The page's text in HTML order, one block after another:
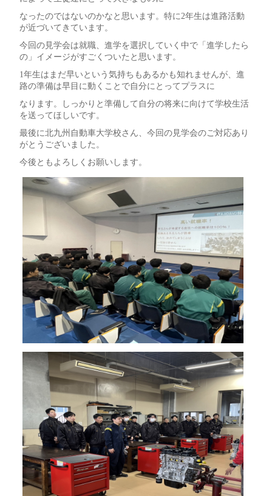
なったのではないのかなと思います。特に2年生は進路活動
が近づいてきています。
今回の見学会は就職、進学を選択していく中で「進学したら
の」イメージがすごくついたと思います。
1年生はまだ早いという気持ちもあるかも知れませんが、進
路の準備は早目に動くことで自分にとってプラスに
なります。しっかりと準備して自分の将来に向けて学校生活
を送ってほしいです。
最後に北九州自動車大学校さん、今回の見学会のご対応あり
がとうございました。
今後ともよろしくお願いします。